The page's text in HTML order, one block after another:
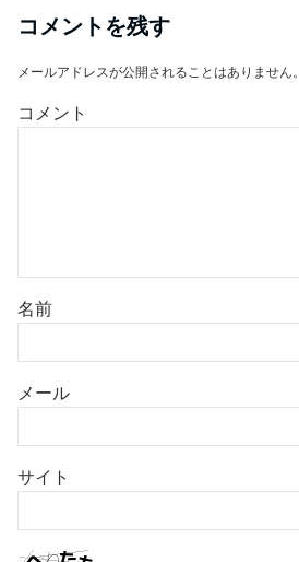
コメントを残す
メールアドレスが公開されることはありません。
コメント
名前
メール
サイト